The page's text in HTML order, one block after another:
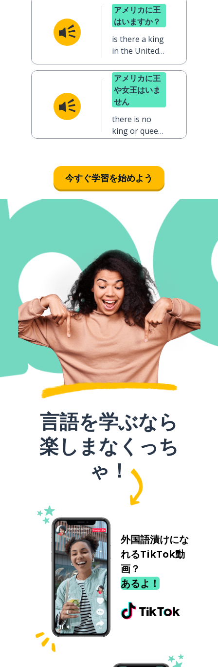
Washington
アメリカに王
はいますか？
is there a king
in the United
States?
アメリカに王
や女王はいま
せん
there is no
king or queen
今すぐ学習を始めよう
言語を学ぶなら
楽しまなくっち
ゃ！
外国語漬けにな
れるTikTok動
画？
あるよ！